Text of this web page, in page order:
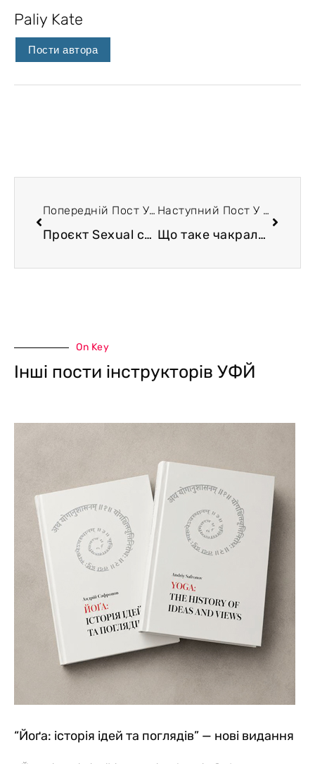
Paliy Kate
Пости автора
Попередній Пост У Блозі
Проєкт Sexual culture
Наступний Пост У Блозі
Що таке чакральна система?
On Key
Інші пости інструкторів УФЙ
“Йоґа: історія ідей та поглядів” — нові видання